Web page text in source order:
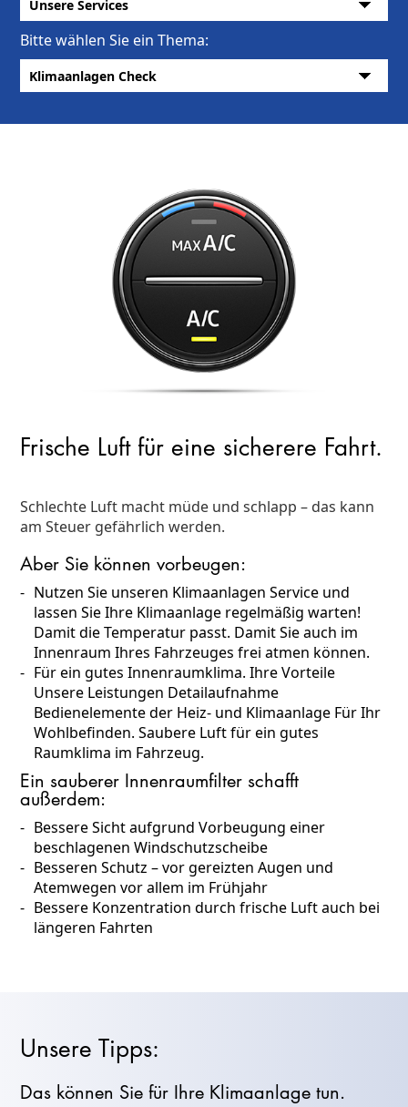
Bitte wählen Sie ein Thema:
Frische Luft für eine sicherere Fahrt.
Schlechte Luft macht müde und schlapp – das kann
am Steuer gefährlich werden.
Aber Sie können vorbeugen:
Nutzen Sie unseren Klimaanlagen Service und
lassen Sie Ihre Klimaanlage regelmäßig warten!
Damit die Temperatur passt. Damit Sie auch im
Innenraum Ihres Fahrzeuges frei atmen können.
Für ein gutes Innenraumklima. Ihre Vorteile
Unsere Leistungen Detailaufnahme
Bedienelemente der Heiz- und Klimaanlage Für Ihr
Wohlbefinden. Saubere Luft für ein gutes
Raumklima im Fahrzeug.
Ein sauberer Innenraumfilter schafft
außerdem:
Bessere Sicht aufgrund Vorbeugung einer
beschlagenen Windschutzscheibe
Besseren Schutz – vor gereizten Augen und
Atemwegen vor allem im Frühjahr
Bessere Konzentration durch frische Luft auch bei
längeren Fahrten
Unsere Tipps:
Das können Sie für Ihre Klimaanlage tun.